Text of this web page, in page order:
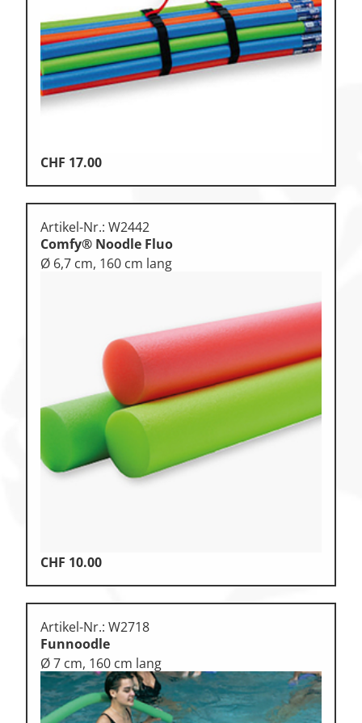
Klettern
Leichtathletik
Objekteinrichtungen
Therapiebedarf
Turnen, Gymnastik, Ballett
Volleyball, Beachvolleyball
Wassersport
CHF 17.00
Artikel-Nr.: W2442
Comfy® Noodle Fluo
Ø 6,7 cm, 160 cm lang
CHF 10.00
Artikel-Nr.: W2718
Funnoodle
Ø 7 cm, 160 cm lang